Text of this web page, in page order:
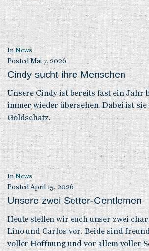
InNews
PostedMai 7, 2026
Cindy sucht ihre Menschen
Unsere Cindy ist bereits fast ein Jahr
immer wieder übersehen. Dabei ist sie
Goldschatz.
InNews
PostedApril 15, 2026
Unsere zwei Setter-Gentlemen
Heute stellen wir euch unser zwei
Lino und Carlos vor. Beide sind
voller Hoffnung und vor allem voller